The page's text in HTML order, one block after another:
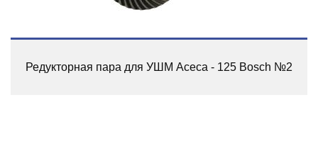
Редукторная пара для УШМ Асеса - 125 Bosch №2